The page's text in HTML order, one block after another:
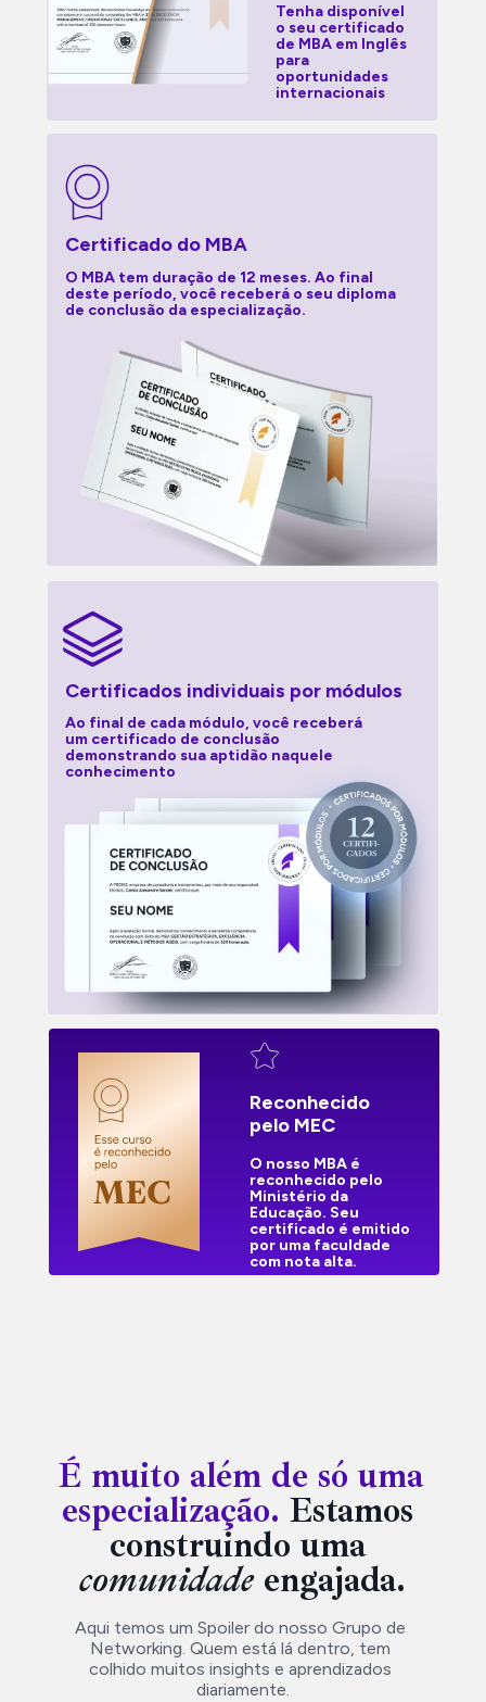
Certificado do MBA
Tenha disponível
o seu certificado
de MBA em Inglês
para
oportunidades
internacionais
O MBA tem duração de 12 meses. Ao final
deste período, você receberá o seu diploma
de conclusão da especialização.
Certificados individuais por módulos
Ao final de cada módulo, você receberá
um certificado de conclusão
demonstrando sua aptidão naquele
conhecimento
Reconhecido
pelo MEC
O nosso MBA é
reconhecido pelo
Ministério da
Educação. Seu
certificado é emitido
por uma faculdade
com nota alta.
É muito além de só uma
especialização. Estamos
construindo uma
comunidade engajada.
Aqui temos um Spoiler do nosso Grupo de
Networking. Quem está lá dentro, tem
colhido muitos insights e aprendizados
diariamente.